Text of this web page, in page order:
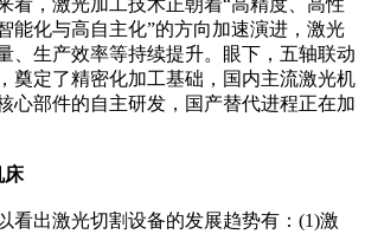
能化与高自主化”的方向加速演进，激光
、生产效率等持续提升。眼下，五轴联动
奠定了精密化加工基础，国内主流激光机
心部件的自主研发，国产替代进程正在加
床
出激光切割设备的发展趋势有：(1)激